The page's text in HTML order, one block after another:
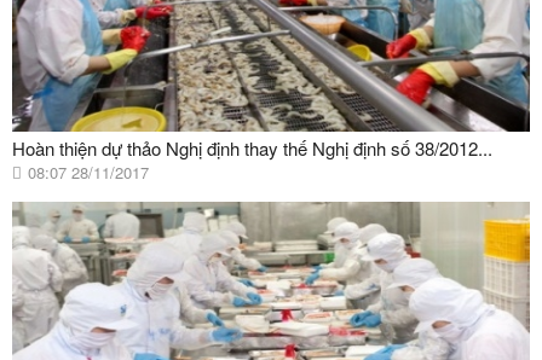
Hoàn thiện dự thảo Nghị định thay thế Nghị định số 38/2012...
08:07 28/11/2017